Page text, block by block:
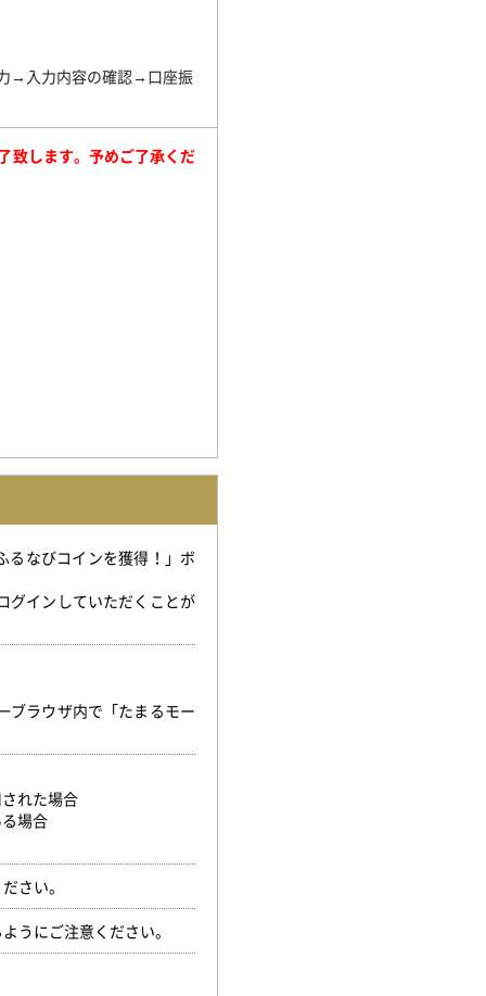
→入力内容の確認→口座振
致します。予めご了承くだ
るなびコインを獲得！」ボ
グインしていただくことが
ブラウザ内で「たまるモー
れた場合
場合
さい。
うにご注意ください。